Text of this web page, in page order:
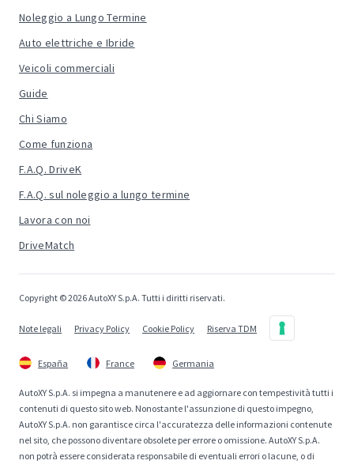
Noleggio a Lungo Termine
Auto elettriche e Ibride
Veicoli commerciali
Guide
Chi Siamo
Come funziona
F.A.Q. DriveK
F.A.Q. sul noleggio a lungo termine
Lavora con noi
DriveMatch
Copyright © 2026 AutoXY S.p.A. Tutti i diritti riservati.
Note legali Privacy Policy Cookie Policy Riserva TDM
España France Germania
AutoXY S.p.A. si impegna a manutenere e ad aggiornare con tempestività tutti i
contenuti di questo sito web. Nonostante l'assunzione di questo impegno,
AutoXY S.p.A. non garantisce circa l'accuratezza delle informazioni contenute
nel sito, che possono diventare obsolete per errore o omissione. AutoXY S.p.A.
non potrà essere considerata responsabile di eventuali errori o lacune, o di